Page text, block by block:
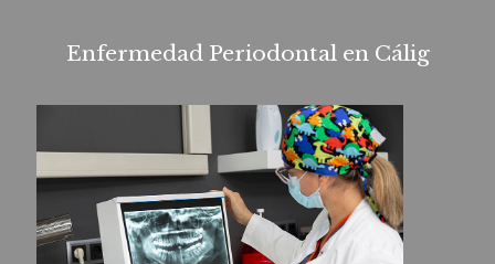
Enfermedad Periodontal en Cálig